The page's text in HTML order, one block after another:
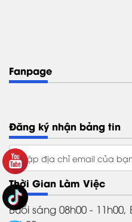
Fanpage
Đăng ký nhận bảng tin
Thời Gian Làm Việc
Buổi sáng 08h00 - 11h00,